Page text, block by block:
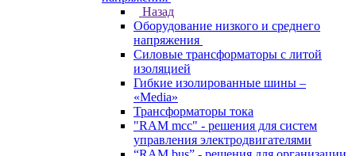
Назад
Оборудование низкого и среднего
напряжения
Силовые трансформаторы с литой
изоляцией
Гибкие изолированные шины –
«Media»
Трансформаторы тока
"RAM mcc" - решения для систем
управления электродвигателями